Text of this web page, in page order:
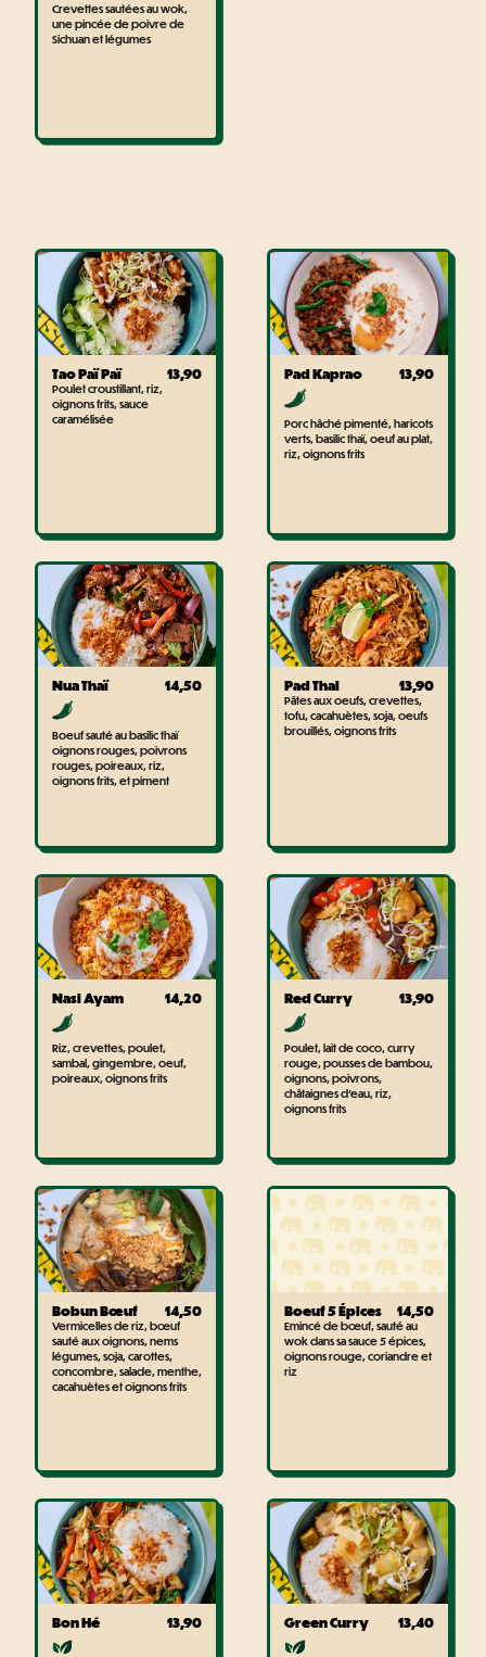
Crevettes sautées au wok,
une pincée de poivre de
Sichuan et légumes
Tao Paï Paï 13,90
Poulet croustillant, riz,
oignons frits, sauce
caramélisée
Pad Kaprao 13,90
Porc hâché pimenté, haricots
verts, basilic thaï, oeuf au plat,
riz, oignons frits
Nua Thaï 14,50
Boeuf sauté au basilic thaï
oignons rouges, poivrons
rouges, poireaux, riz,
oignons frits, et piment
Pad Thai 13,90
Pâtes aux oeufs, crevettes,
tofu, cacahuètes, soja, oeufs
brouillés, oignons frits
Nasi Ayam 14,20
Riz, crevettes, poulet,
sambal, gingembre, oeuf,
poireaux, oignons frits
Red Curry 13,90
Poulet, lait de coco, curry
rouge, pousses de bambou,
oignons, poivrons,
châtaignes d'eau, riz,
oignons frits
Bobun Bœuf 14,50
Vermicelles de riz, bœuf
sauté aux oignons, nems
légumes, soja, carottes,
concombre, salade, menthe,
cacahuètes et oignons frits
Boeuf 5 Épices 14,50
Emincé de bœuf, sauté au
wok dans sa sauce 5 épices,
oignons rouge, coriandre et
riz
Bon Hé 13,90 Green Curry 13,40